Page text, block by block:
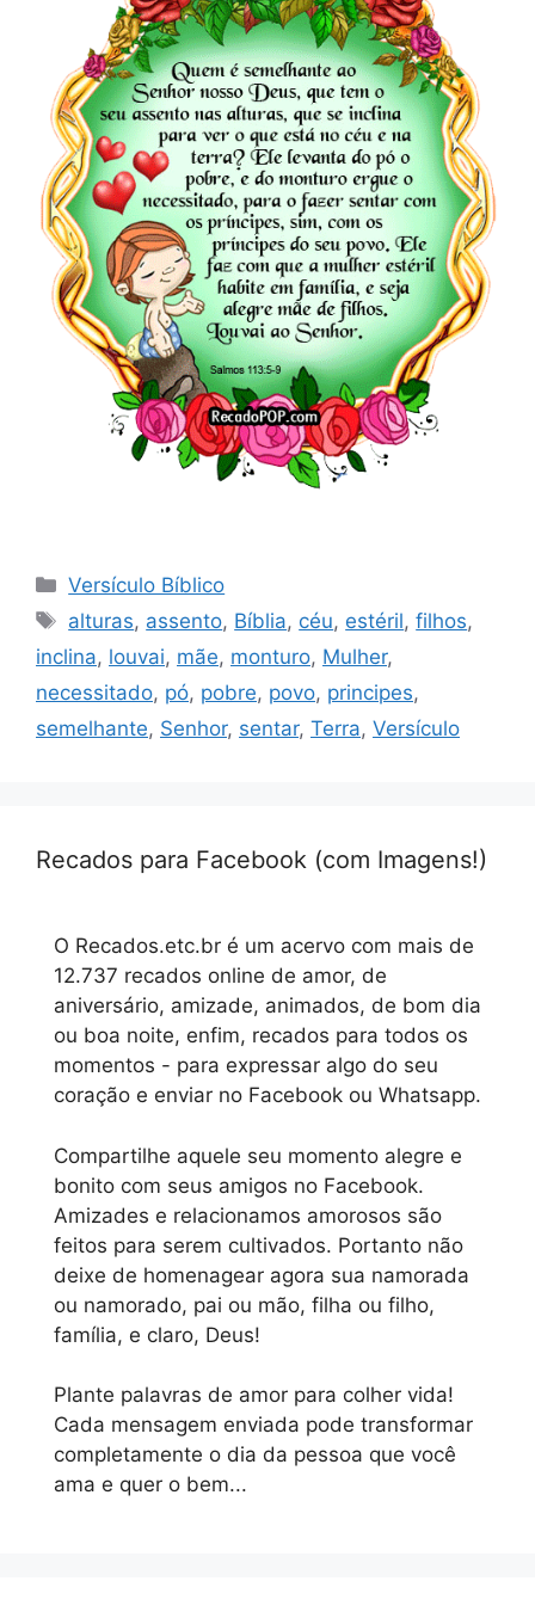
Categorias
Versículo Bíblico
Tags
alturas, assento, Bíblia, céu, estéril,filhos,
inclina, louvai, mãe, monturo, Mulher,
necessitado, pó, pobre, povo, principes,
semelhante, Senhor, sentar, Terra, Versículo
Recados para Facebook (com Imagens!)
O Recados.etc.br é um acervo com mais de
12.737 recados online de amor, de
aniversário, amizade, animados, de bom dia
ou boa noite, enfim, recados para todos os
momentos - para expressar algo do seu
coração e enviar no Facebook ou Whatsapp.
Compartilhe aquele seu momento alegre e
bonito com seus amigos no Facebook.
Amizades e relacionamos amorosos são
feitos para serem cultivados. Portanto não
deixe de homenagear agora sua namorada
ou namorado, pai ou mão, filha ou filho,
família, e claro, Deus!
Plante palavras de amor para colher vida!
Cada mensagem enviada pode transformar
completamente o dia da pessoa que você
ama e quer o bem...